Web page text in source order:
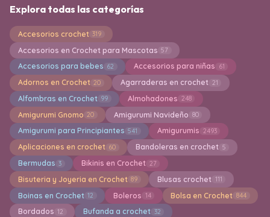
Explora todas las categorías
Accesorios crochet 319
Accesorios en Crochet para Mascotas 57
Accesorios para bebes 62 Accesorios para niñas 61
Adornos en Crochet 20 Agarraderas en crochet 21
Alfombras en Crochet 99 Almohadones 248
Amigurumi Gnomo 20 Amigurumi Navideño 80
Amigurumi para Principiantes 541 Amigurumis 2493
Aplicaciones en crochet 60 Bandoleras en crochet 5
Bermudas 3 Bikinis en Crochet 27
Bisuteria y Joyeria en Crochet 89 Blusas crochet 111
Boinas en Crochet 12 Boleros 14 Bolsa en Crochet 844
Bordados 12 Bufanda a crochet 32